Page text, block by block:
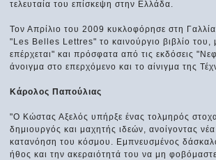
τελευταία του επίσκεψη στην Ελλάδα.
Τον Απρίλιο του 2009 κυκλοφόρησε στη Γαλλία
"Les Belles Lettres" το καινούργιο βιβλίο του,
επέρχεται" και πρόσφατα από τις εκδόσεις
άνοιγμα στο επερχόμενο και το αίνιγμα της
Κάρολος Παπούλιας
"Ο Κώστας Αξελός υπήρξε ένας τολμηρός
δημιουργός και μαχητής ιδεών, ανοίγοντας
κατανόηση του κόσμου. Εμπνευσμένος
ήθος και την ακεραιότητά του να μη